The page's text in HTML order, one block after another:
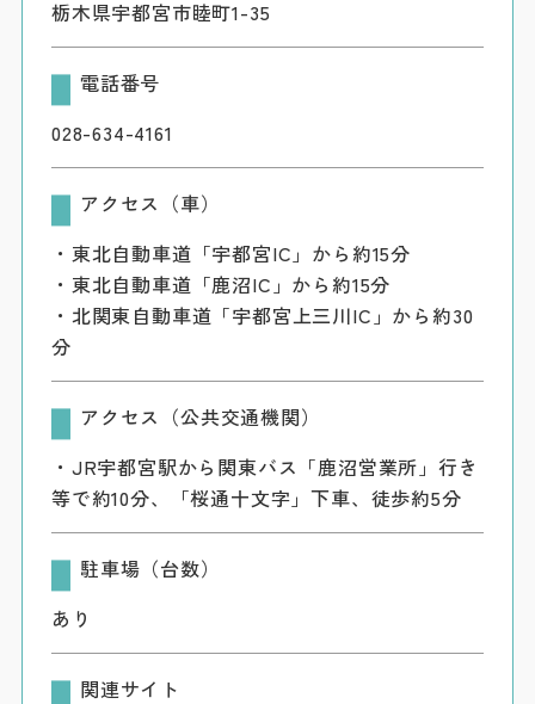
栃木県宇都宮市睦町1-35
電話番号
028-634-4161
アクセス（車）
・東北自動車道「宇都宮IC」から約15分
・東北自動車道「鹿沼IC」から約15分
・北関東自動車道「宇都宮上三川IC」から約30
分
アクセス（公共交通機関）
・JR宇都宮駅から関東バス「鹿沼営業所」行き
等で約10分、「桜通十文字」下車、徒歩約5分
駐車場（台数）
あり
関連サイト